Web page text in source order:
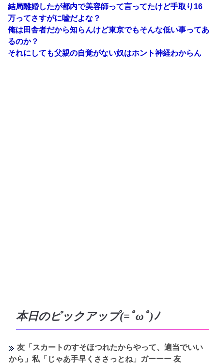
結局離婚したが都内で美容師って言ってたけど手取り16
万ってさすがに嘘だよな？
俺は田舎者だから知らんけど東京でもそんな低い事ってあ
るのか？
それにしても父親の自覚がない奴はホント神経わからん
本日のピックアップ(=ﾟωﾟ)ﾉ
友「スカートのすそほつれたからやって、適当でいい
から」私「じゃあ手早くささっとね」ガーーー 友